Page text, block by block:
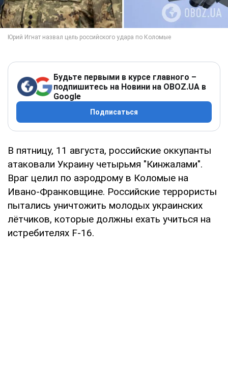
Будьте первыми в курсе главного –
подпишитесь на Новини на OBOZ.UA в
Google
Подписаться
В пятницу, 11 августа, российские оккупанты
атаковали Украину четырьмя "Кинжалами".
Враг целил по аэродрому в Коломые на
Ивано-Франковщине. Российские террористы
пытались уничтожить молодых украинских
лётчиков, которые должны ехать учиться на
истребителях F-16.